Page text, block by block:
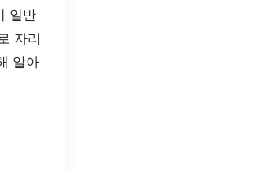
일반
자리
알아